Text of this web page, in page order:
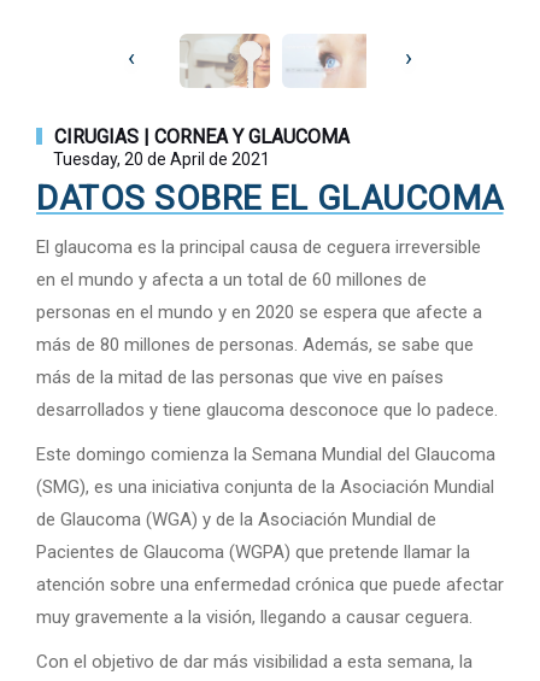
‹ ›
CIRUGIAS | CORNEA Y GLAUCOMA
Tuesday, 20 de April de 2021
DATOS SOBRE EL GLAUCOMA
El glaucoma es la principal causa de ceguera irreversible
en el mundo y afecta a un total de 60 millones de
personas en el mundo y en 2020 se espera que afecte a
más de 80 millones de personas. Además, se sabe que
más de la mitad de las personas que vive en países
desarrollados y tiene glaucoma desconoce que lo padece.
Este domingo comienza la Semana Mundial del Glaucoma
(SMG), es una iniciativa conjunta de la Asociación Mundial
de Glaucoma (WGA) y de la Asociación Mundial de
Pacientes de Glaucoma (WGPA) que pretende llamar la
atención sobre una enfermedad crónica que puede afectar
muy gravemente a la visión, llegando a causar ceguera.
Con el objetivo de dar más visibilidad a esta semana, la